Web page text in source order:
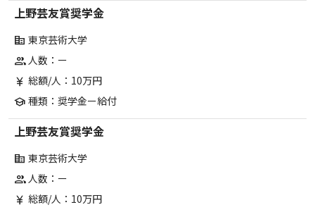
上野芸友賞奨学金
corporate_fare 東京芸術大学
group人数：ー
currency_yen 総額/人：10万円
school 種類：奨学金ー給付
上野芸友賞奨学金
corporate_fare 東京芸術大学
group人数：ー
currency_yen 総額/人：10万円